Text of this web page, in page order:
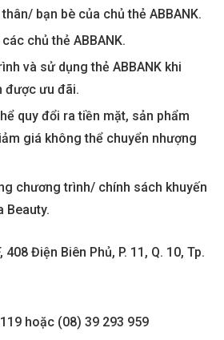
bạn bè của chủ thẻ ABBANK.
chủ thẻ ABBANK.
và sử dụng thẻ ABBANK khi
được ưu đãi.
quy đổi ra tiền mặt, sản phẩm
giá không thể chuyển nhượng
chương trình/ chính sách khuyến
Beauty.
408 Điện Biên Phủ, P. 11, Q. 10, Tp.
hoặc (08) 39 293 959